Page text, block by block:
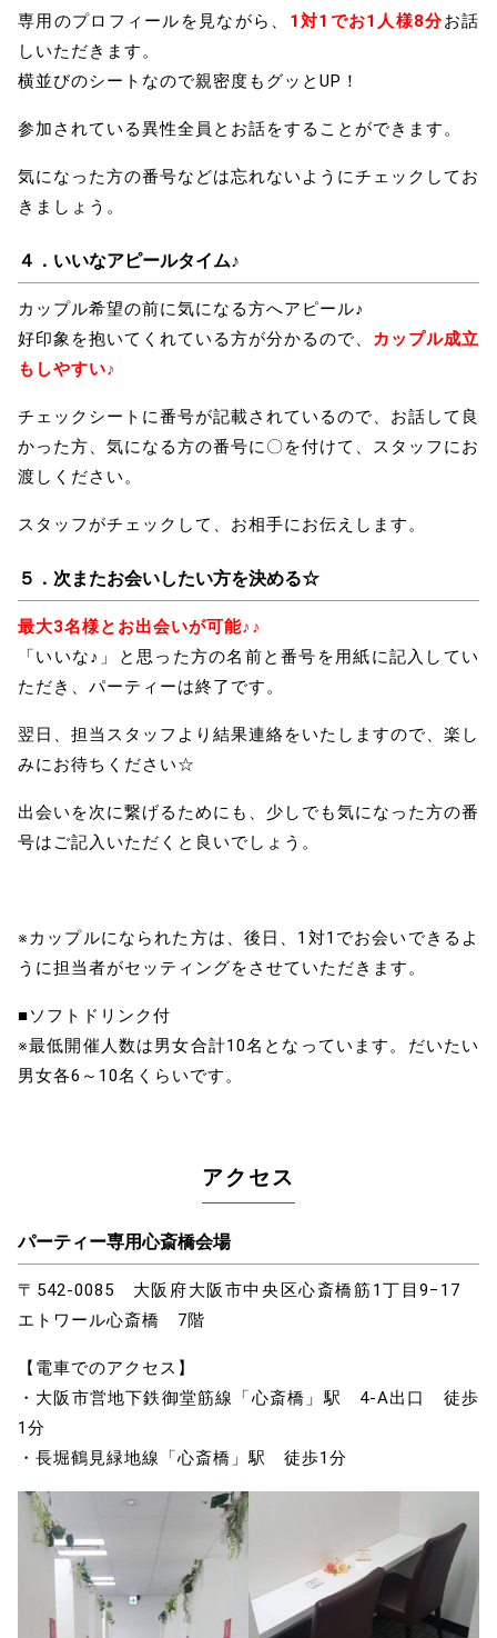
専用のプロフィールを見ながら、 1対1でお1人様8分お話
しいただきます。
横並びのシートなので親密度もグッとUP！
参加されている異性全員とお話をすることができます。
気になった方の番号などは忘れないようにチェックしてお
きましょう。
４． いいなアピールタイム♪
カップル希望の前に気になる方へアピール♪
好印象を抱いてくれている方が分かるので、 カップル成立
もしやすい♪
チェックシートに番号が記載されているので、お話して良
かった方、気になる方の番号に〇を付けて、スタッフにお
渡しください。
スタッフがチェックして、お相手にお伝えします。
５． 次またお会いしたい方を決める☆
最大3名様とお出会いが可能♪♪
「いいな♪」と思った方の名前と番号を用紙に記入してい
ただき、パーティーは終了です。
翌日、担当スタッフより結果連絡をいたしますので、楽し
みにお待ちください☆
出会いを次に繋げるためにも、少しでも気になった方の番
号はご記入いただくと良いでしょう。
※カップルになられた方は、後日、1対1でお会いできるよ
うに担当者がセッティングをさせていただきます。
■ソフトドリンク付
※最低開催人数は男女合計10名となっています。だいたい
男女各6～10名くらいです。
アクセス
パーティー専用心斎橋会場
〒542-0085 大阪府大阪市中央区心斎橋筋1丁目9−17
エトワール心斎橋 7階
【電車でのアクセス】
・大阪市営地下鉄御堂筋線「心斎橋」駅 4-A出口 徒歩
1分
・長堀鶴見緑地線「心斎橋」駅 徒歩1分